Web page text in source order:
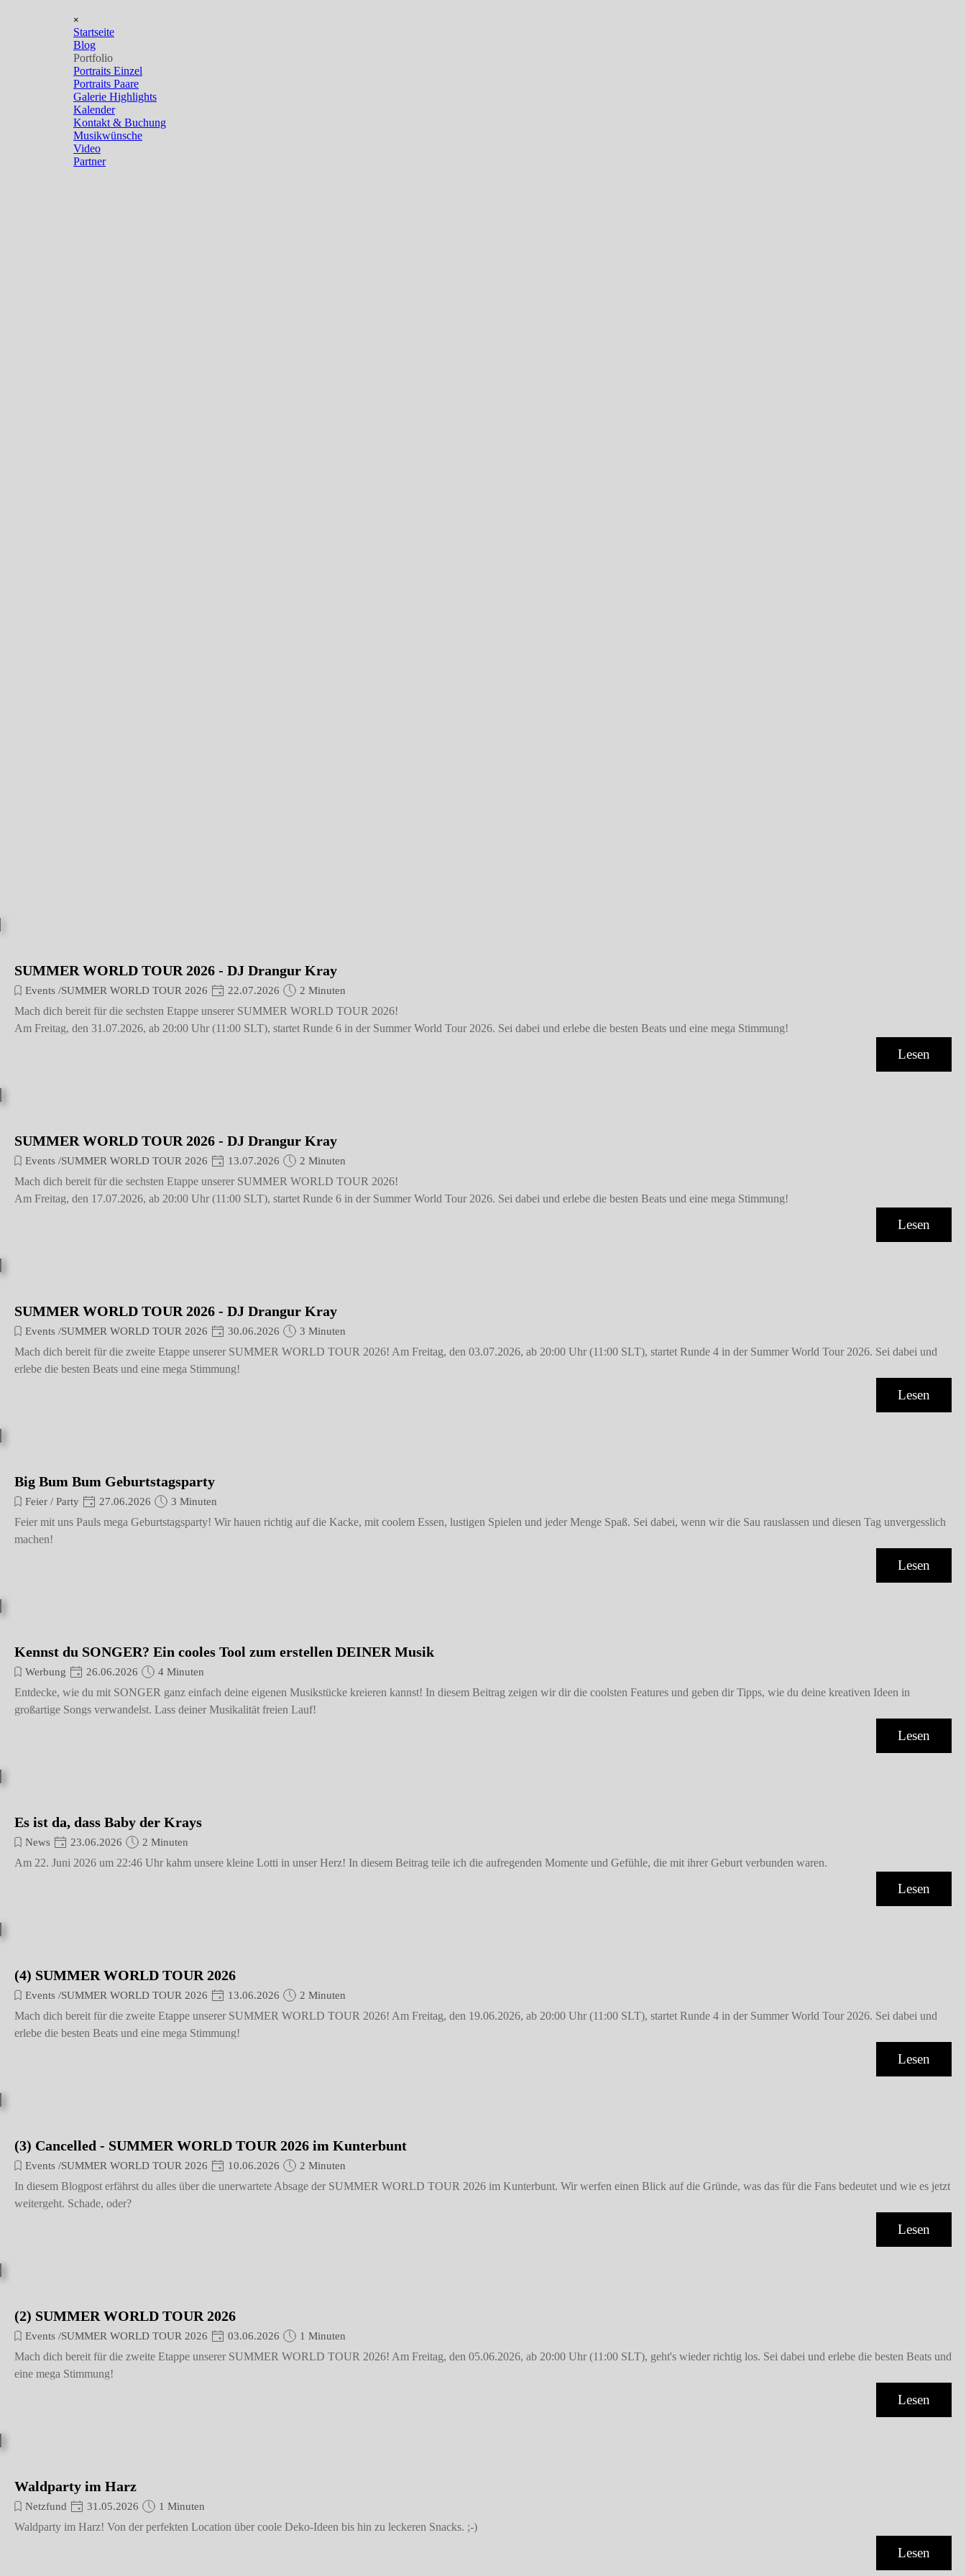
×
Startseite
Blog
Portfolio
Portraits Einzel
Portraits Paare
Galerie Highlights
Kalender
Kontakt & Buchung
Musikwünsche
Video
Partner
SUMMER WORLD TOUR 2026 - DJ Drangur Kray
Events /SUMMER WORLD TOUR 2026 22.07.2026 2 Minuten
Mach dich bereit für die sechsten Etappe unserer SUMMER WORLD TOUR 2026!
Am Freitag, den 31.07.2026, ab 20:00 Uhr (11:00 SLT), startet Runde 6 in der Summer World Tour 2026. Sei dabei und erlebe die besten Beats und eine mega Stimmung!
Lesen
SUMMER WORLD TOUR 2026 - DJ Drangur Kray
Events /SUMMER WORLD TOUR 2026 13.07.2026 2 Minuten
Mach dich bereit für die sechsten Etappe unserer SUMMER WORLD TOUR 2026!
Am Freitag, den 17.07.2026, ab 20:00 Uhr (11:00 SLT), startet Runde 6 in der Summer World Tour 2026. Sei dabei und erlebe die besten Beats und eine mega Stimmung!
Lesen
SUMMER WORLD TOUR 2026 - DJ Drangur Kray
Events /SUMMER WORLD TOUR 2026 30.06.2026 3 Minuten
Mach dich bereit für die zweite Etappe unserer SUMMER WORLD TOUR 2026! Am Freitag, den 03.07.2026, ab 20:00 Uhr (11:00 SLT), startet Runde 4 in der Summer World Tour 2026. Sei dabei und
erlebe die besten Beats und eine mega Stimmung!
Lesen
Big Bum Bum Geburtstagsparty
Feier / Party 27.06.2026 3 Minuten
Feier mit uns Pauls mega Geburtstagsparty! Wir hauen richtig auf die Kacke, mit coolem Essen, lustigen Spielen und jeder Menge Spaß. Sei dabei, wenn wir die Sau rauslassen und diesen Tag unvergesslich
machen!
Lesen
Kennst du SONGER? Ein cooles Tool zum erstellen DEINER Musik
Werbung 26.06.2026 4 Minuten
Entdecke, wie du mit SONGER ganz einfach deine eigenen Musikstücke kreieren kannst! In diesem Beitrag zeigen wir dir die coolsten Features und geben dir Tipps, wie du deine kreativen Ideen in
großartige Songs verwandelst. Lass deiner Musikalität freien Lauf!
Lesen
Es ist da, dass Baby der Krays
News 23.06.2026 2 Minuten
Am 22. Juni 2026 um 22:46 Uhr kahm unsere kleine Lotti in unser Herz! In diesem Beitrag teile ich die aufregenden Momente und Gefühle, die mit ihrer Geburt verbunden waren.
Lesen
(4) SUMMER WORLD TOUR 2026
Events /SUMMER WORLD TOUR 2026 13.06.2026 2 Minuten
Mach dich bereit für die zweite Etappe unserer SUMMER WORLD TOUR 2026! Am Freitag, den 19.06.2026, ab 20:00 Uhr (11:00 SLT), startet Runde 4 in der Summer World Tour 2026. Sei dabei und
erlebe die besten Beats und eine mega Stimmung!
Lesen
(3) Cancelled - SUMMER WORLD TOUR 2026 im Kunterbunt
Events /SUMMER WORLD TOUR 2026 10.06.2026 2 Minuten
In diesem Blogpost erfährst du alles über die unerwartete Absage der SUMMER WORLD TOUR 2026 im Kunterbunt. Wir werfen einen Blick auf die Gründe, was das für die Fans bedeutet und wie es jetzt
weitergeht. Schade, oder?
Lesen
(2) SUMMER WORLD TOUR 2026
Events /SUMMER WORLD TOUR 2026 03.06.2026 1 Minuten
Mach dich bereit für die zweite Etappe unserer SUMMER WORLD TOUR 2026! Am Freitag, den 05.06.2026, ab 20:00 Uhr (11:00 SLT), geht's wieder richtig los. Sei dabei und erlebe die besten Beats und
eine mega Stimmung!
Lesen
Waldparty im Harz
Netzfund 31.05.2026 1 Minuten
Waldparty im Harz! Von der perfekten Location über coole Deko-Ideen bis hin zu leckeren Snacks. ;-)
Lesen